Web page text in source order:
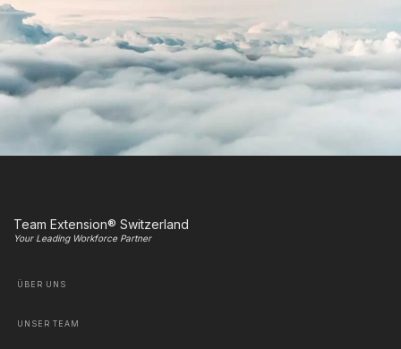
Team Extension® Switzerland
Your Leading Workforce Partner
ÜBER UNS
UNSER TEAM